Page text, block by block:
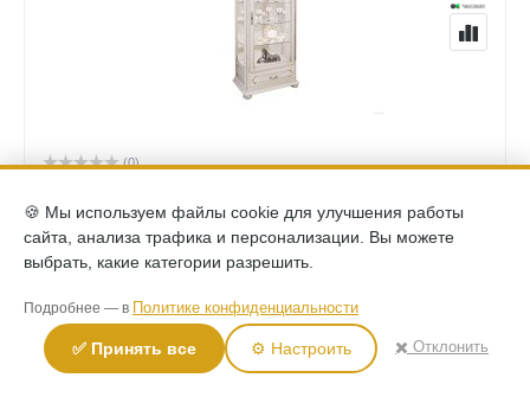
(0)
белая эмаль с золотой патиной
111,690 Р
🍪 Мы используем файлы cookie для улучшения работы
сайта, анализа трафика и персонализации. Вы можете
выбрать, какие категории разрешить.
Подробнее — в Политике конфиденциальности
✅ Принять все ⚙️ Настроить ✖️ Отклонить